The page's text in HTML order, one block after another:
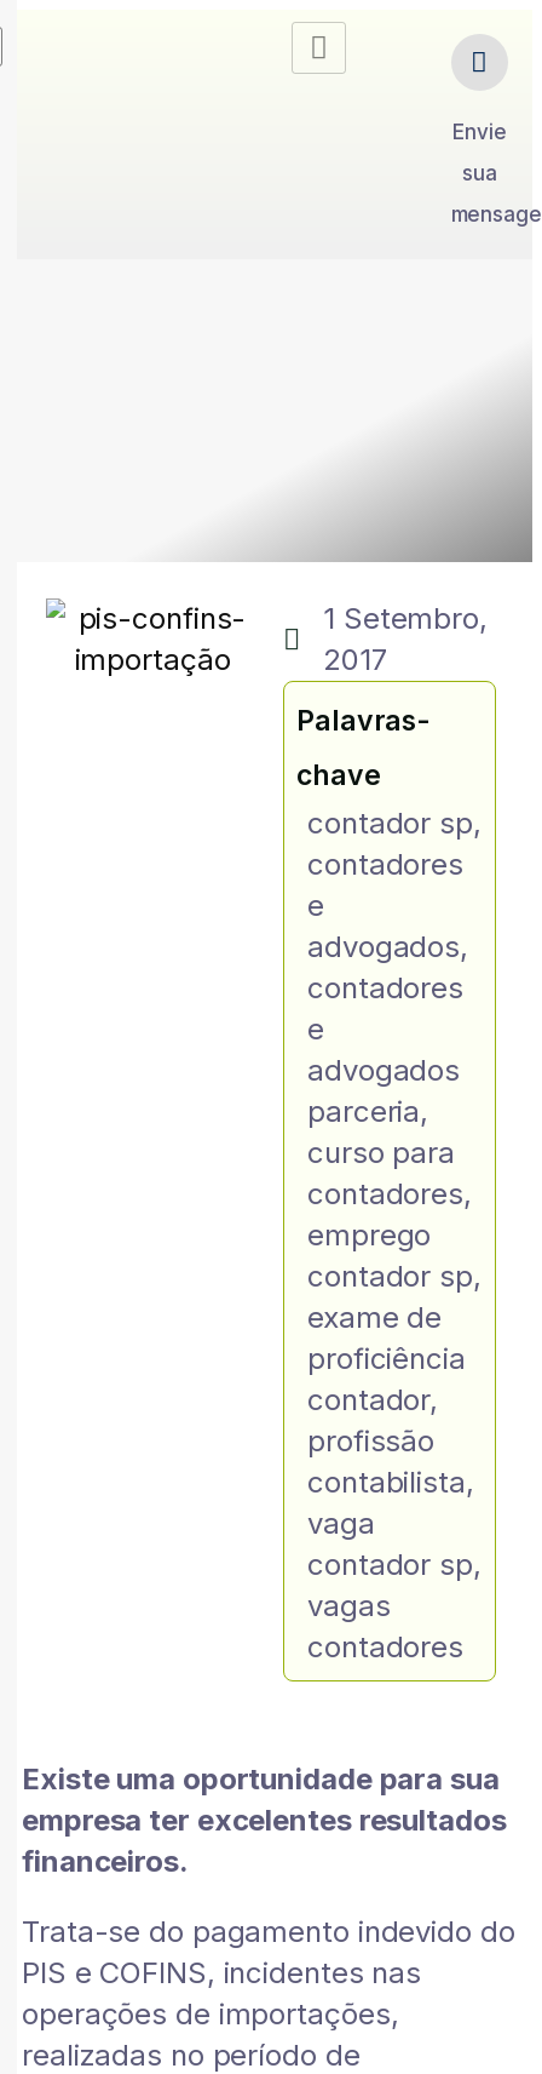
Envie
sua
1 Setembro,
2017
Palavras-
chave
contador sp,
contadores
e
advogados,
contadores
e
advogados
parceria,
curso para
contadores,
emprego
contador sp,
exame de
proficiência
contador,
profissão
contabilista,
vaga
contador sp,
vagas
contadores
Existe uma oportunidade para sua
empresa ter excelentes resultados
financeiros.
Trata-se do pagamento indevido do
PIS e COFINS, incidentes nas
operações de importações,
realizadas no período de